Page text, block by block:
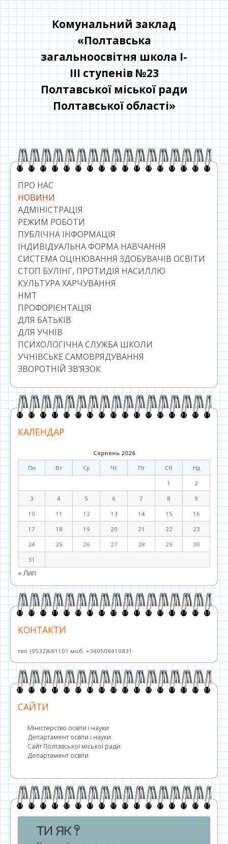
до
контенту
Комунальний заклад
«Полтавська
загальноосвітня школа І-
ІІІ ступенів №23
Полтавської міської ради
Полтавської області»
Головний
сайдбар
ПРО НАС
НОВИНИ
АДМІНІСТРАЦІЯ
РЕЖИМ РОБОТИ
ПУБЛІЧНА ІНФОРМАЦІЯ
ІНДИВІДУАЛЬНА ФОРМА НАВЧАННЯ
СИСТЕМА ОЦІНЮВАННЯ ЗДОБУВАЧІВ ОСВІТИ
СТОП БУЛІНГ, ПРОТИДІЯ НАСИЛЛЮ
КУЛЬТУРА ХАРЧУВАННЯ
НМТ
ПРОФОРІЄНТАЦІЯ
ДЛЯ БАТЬКІВ
ДЛЯ УЧНІВ
ПСИХОЛОГІЧНА СЛУЖБА ШКОЛИ
УЧНІВСЬКЕ САМОВРЯДУВАННЯ
ЗВОРОТНІЙ ЗВ’ЯЗОК
КАЛЕНДАР
Серпень 2026
Пн
Вт Ср Чт Пт Сб
Нд
1
2
3
4 5 6 7 8
9
10
11 12 13 14 15
16
17
18 19 20 21 22
23
24
25 26 27 28 29
30
31
« Лип
КОНТАКТИ
тел. (0532)681101 моб. +380508410831
САЙТИ
Міністерство освіти і науки
Департамент освіти і науки
Сайт Полтавської міської ради
Департамент освіти